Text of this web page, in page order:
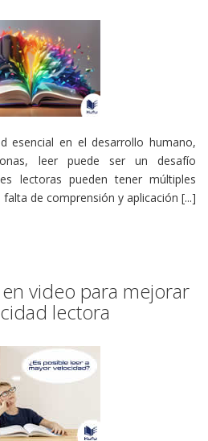
esencial en el desarrollo humano,
leer puede ser un desafío
lectoras pueden tener múltiples
de comprensión y aplicación [...]
video para mejorar
lectora